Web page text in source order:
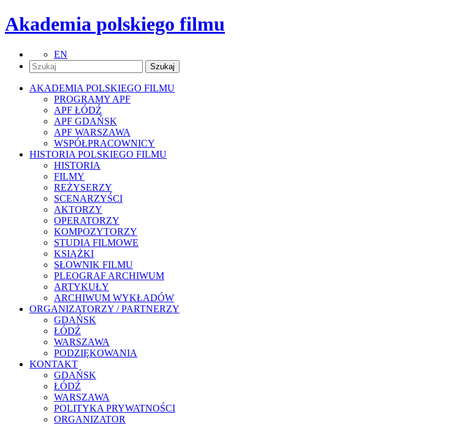
Akademia polskiego filmu
EN
AKADEMIA POLSKIEGO FILMU
PROGRAMY APF
APF ŁÓDŹ
APF GDAŃSK
APF WARSZAWA
WSPÓŁPRACOWNICY
HISTORIA POLSKIEGO FILMU
HISTORIA
FILMY
REŻYSERZY
SCENARZYŚCI
AKTORZY
OPERATORZY
KOMPOZYTORZY
STUDIA FILMOWE
KSIĄŻKI
SŁOWNIK FILMU
PLEOGRAF ARCHIWUM
ARTYKUŁY
ARCHIWUM WYKŁADÓW
ORGANIZATORZY / PARTNERZY
GDAŃSK
ŁÓDŹ
WARSZAWA
PODZIĘKOWANIA
KONTAKT
GDAŃSK
ŁÓDŹ
WARSZAWA
POLITYKA PRYWATNOŚCI
ORGANIZATOR